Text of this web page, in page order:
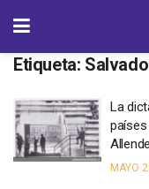
Etiqueta:
La
Allende
MAYO